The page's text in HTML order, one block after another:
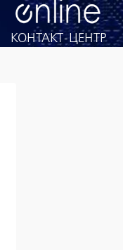
КОНТАКТ-ЦЕНТР